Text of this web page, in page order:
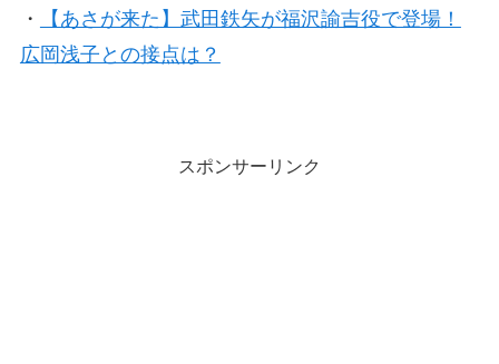
・
【あさが来た】武田鉄矢が福沢諭吉役で登場！
広岡浅子との接点は？
スポンサーリンク